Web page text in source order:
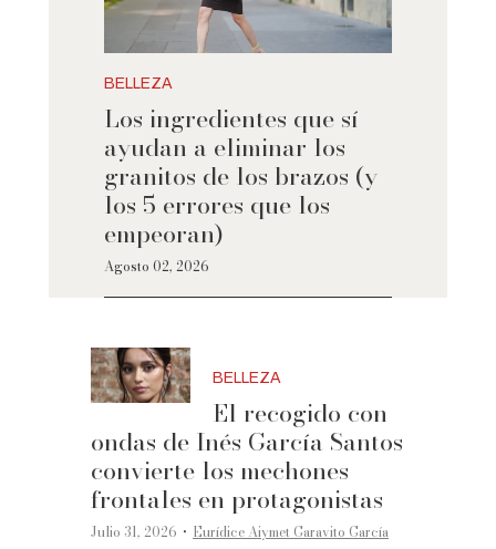
BELLEZA
Los ingredientes que sí
ayudan a eliminar los
granitos de los brazos (y
los 5 errores que los
empeoran)
Agosto 02, 2026
BELLEZA
El recogido con
ondas de Inés García Santos
convierte los mechones
frontales en protagonistas
Julio 31, 2026 ·Eurídice Aiymet Garavito García